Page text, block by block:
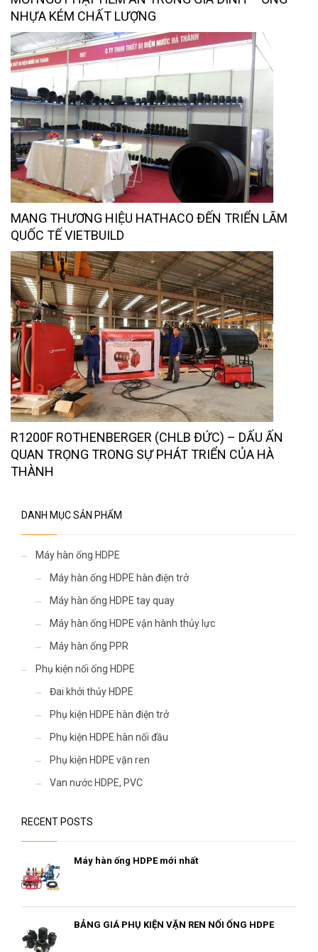
NHỰA KÉM CHẤT LƯỢNG
MANG THƯƠNG HIỆU HATHACO ĐẾN TRIỂN LÃM
QUỐC TẾ VIETBUILD
R1200F ROTHENBERGER (CHLB ĐỨC) – DẤU ẤN
QUAN TRỌNG TRONG SỰ PHÁT TRIỂN CỦA HÀ
THÀNH
DANH MỤC SẢN PHẨM
Máy hàn ống HDPE
Máy hàn ống HDPE hàn điện trở
Máy hàn ống HDPE tay quay
Máy hàn ống HDPE vận hành thủy lực
Máy hàn ống PPR
Phụ kiện nối ống HDPE
Đai khởi thủy HDPE
Phụ kiện HDPE hàn điện trở
Phụ kiện HDPE hàn nối đầu
Phụ kiện HDPE vặn ren
Van nước HDPE, PVC
RECENT POSTS
Máy hàn ống HDPE mới nhất
BẢNG GIÁ PHỤ KIỆN VẶN REN NỐI ỐNG HDPE